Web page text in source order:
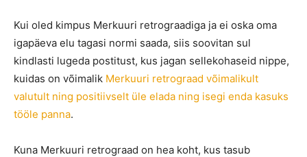
Kui oled kimpus Merkuuri retrograadiga ja ei oska oma
igapäeva elu tagasi normi saada, siis soovitan sul
kindlasti lugeda postitust, kus jagan sellekohaseid nippe,
kuidas on võimalik Merkuuri retrograad võimalikult
valutult ning positiivselt üle elada ning isegi enda kasuks
tööle panna.
Kuna Merkuuri retrograad on hea koht, kus tasub